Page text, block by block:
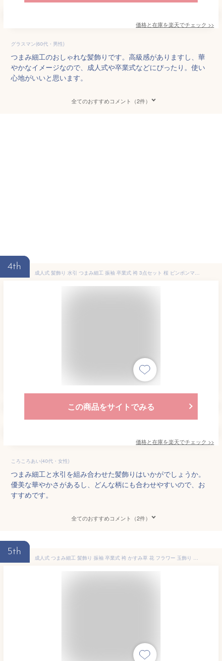
価格と在庫を楽天でチェック >>
グラスマン(60代・男性)
つまみ細工のおしゃれな髪飾りです。高級感がありますし、華
やかなイメージなので、成人式や卒業式などにぴったり。使い
心地がいいと思います。
全てのおすすめコメント（2件）
4th
成人式 髪飾り 水引 つまみ細工 振袖 卒業式 袴 3点セット 桜 ピンポンマム 花 組紐 コサージュ ベージュ グレー 白 和装 送料無料
この商品をサイトでみる
価格と在庫を楽天でチェック >>
ころころあい(40代・女性)
つまみ細工と水引を組み合わせた髪飾りはいかがでしょうか。
優美な華やかさがあるし、どんな柄にも合わせやすいので、お
すすめです。
全てのおすすめコメント（2件）
5th
成人式 つまみ細工 髪飾り 振袖 卒業式 袴 かすみ草 花 フラワー 玉飾り リボン モダン コサージュ ベージュ グレー 赤 和装 送料無料